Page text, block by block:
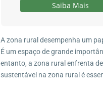
Saiba Mais
A zona rural desempenha um
É um espaço de grande
entanto, a zona rural enfrenta
sustentável na zona rural é